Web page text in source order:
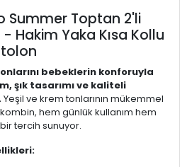
Summer Toptan 2'li
- Hakim Yaka Kısa Kollu
bebeklerin konforuyla
şık tasarımı ve kaliteli
Yeşil ve krem tonlarının mükemmel
hem günlük kullanım hem
tercih sunuyor.